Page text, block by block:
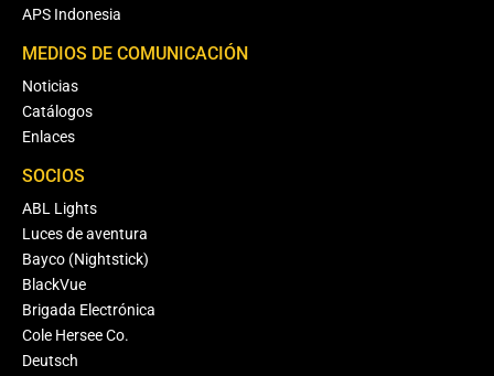
APS Indonesia
MEDIOS DE COMUNICACIÓN
Noticias
Catálogos
Enlaces
SOCIOS
ABL Lights
Luces de aventura
Bayco (Nightstick)
BlackVue
Brigada Electrónica
Cole Hersee Co.
Deutsch